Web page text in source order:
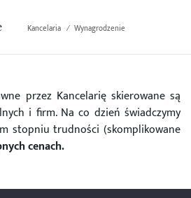
Kancelaria Wynagrodzenie
przez Kancelarię skierowane są
i firm. Na co dzień świadczymy
stopniu trudności (skomplikowane
cenach.